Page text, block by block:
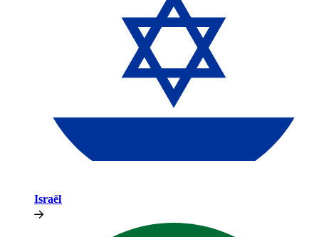
Israël​​